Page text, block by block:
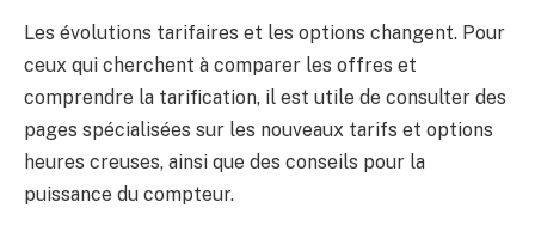
Les évolutions tarifaires et les options changent. Pour
ceux qui cherchent à comparer les offres et
comprendre la tarification, il est utile de consulter des
pages spécialisées sur les nouveaux tarifs et options
heures creuses, ainsi que des conseils pour la
puissance du compteur.